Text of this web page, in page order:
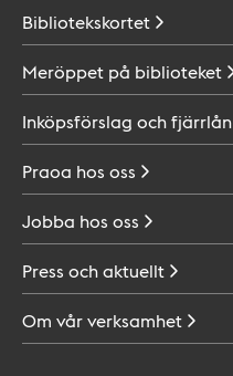
Bibliotekskortet
Meröppet på biblioteket
Inköpsförslag ochfjärrlån
Praoa hos oss
Jobba hos oss
Press ochaktuellt
Om vårverksamhet